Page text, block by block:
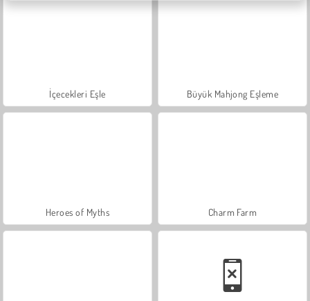
İçecekleri Eşle Büyük Mahjong Eşleme
Heroes of Myths Charm Farm